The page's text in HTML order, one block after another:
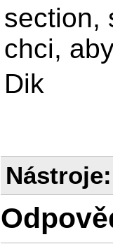
section,
chci,
Dik
Nástroje: